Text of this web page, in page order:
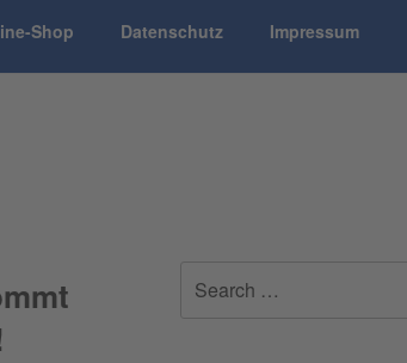
Shop Datenschutz Impressum
for: